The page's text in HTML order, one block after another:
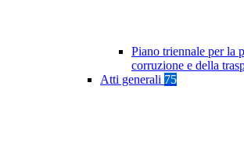
Piano triennale per la
corruzione e della
Atti generali 75